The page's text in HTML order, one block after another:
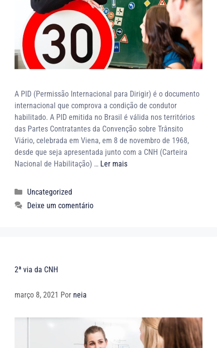
A PID (Permissão Internacional para Dirigir) é o documento
internacional que comprova a condição de condutor
habilitado. A PID emitida no Brasil é válida nos territórios
das Partes Contratantes da Convenção sobre Trânsito
Viário, celebrada em Viena, em 8 de novembro de 1968,
desde que seja apresentada junto com a CNH (Carteira
Nacional de Habilitação) … Ler mais
Uncategorized
Deixe um comentário
2ª via da CNH
março 8, 2021 Por neia